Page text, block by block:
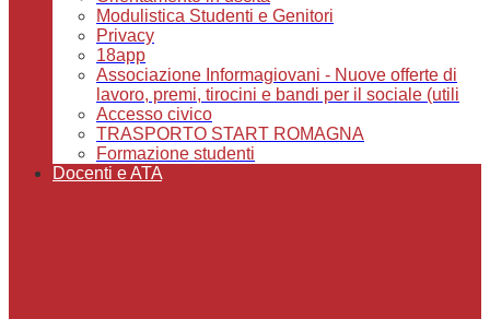
Modulistica Studenti e Genitori
Privacy
18app
Associazione Informagiovani - Nuove offerte di
lavoro, premi, tirocini e bandi per il sociale (utili
Accesso civico
TRASPORTO START ROMAGNA
Formazione studenti
Docenti e ATA